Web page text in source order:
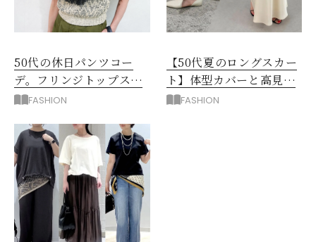
50代の休日パンツコー
デ。フリンジトップスを
主役に洗練アースカラー
FASHION
【50代夏のロングスカー
ト】体型カバーと高見え
を叶える4コーデ
FASHION